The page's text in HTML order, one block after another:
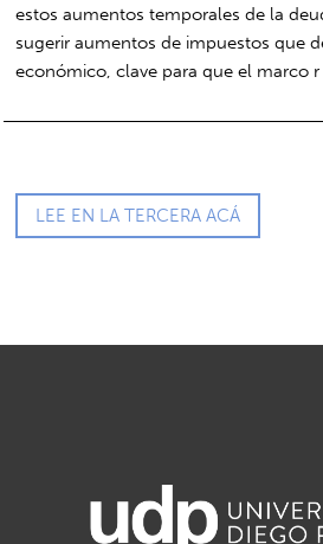
estos aumentos temporales de la
sugerir aumentos de impuestos que
económico, clave para que el marco r
LEE EN LA TERCERA ACÁ